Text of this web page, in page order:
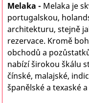
Melaka - Melaka je
portugalskou,
architekturu, stejně
rezervace. Kromě
obchodů a
nabízí širokou škálu
čínské, malajské,
španělské a texaské